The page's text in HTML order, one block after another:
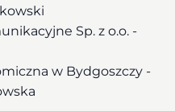
Sp. z o.o. -
w Bydgoszczy -